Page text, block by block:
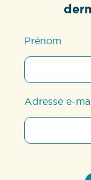
Prénom
Adresse e-